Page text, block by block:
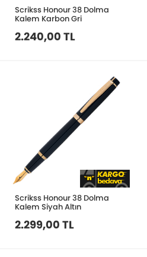
Scrikss Honour 38 Dolma
Kalem Karbon Gri
2.240,00 TL
Scrikss Honour 38 Dolma
Kalem Siyah Altın
2.299,00 TL